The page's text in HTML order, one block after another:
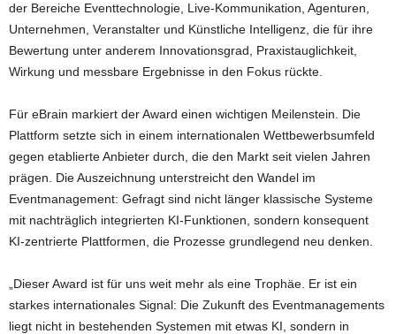
der Bereiche Eventtechnologie, Live-Kommunikation, Agenturen,
Unternehmen, Veranstalter und Künstliche Intelligenz, die für ihre
Bewertung unter anderem Innovationsgrad, Praxistauglichkeit,
Wirkung und messbare Ergebnisse in den Fokus rückte.
Für eBrain markiert der Award einen wichtigen Meilenstein. Die
Plattform setzte sich in einem internationalen Wettbewerbsumfeld
gegen etablierte Anbieter durch, die den Markt seit vielen Jahren
prägen. Die Auszeichnung unterstreicht den Wandel im
Eventmanagement: Gefragt sind nicht länger klassische Systeme
mit nachträglich integrierten KI-Funktionen, sondern konsequent
KI-zentrierte Plattformen, die Prozesse grundlegend neu denken.
„Dieser Award ist für uns weit mehr als eine Trophäe. Er ist ein
starkes internationales Signal: Die Zukunft des Eventmanagements
liegt nicht in bestehenden Systemen mit etwas KI, sondern in